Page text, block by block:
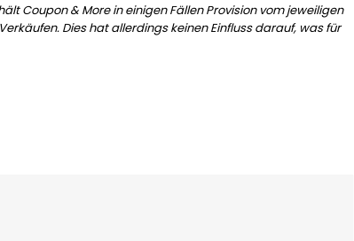
Coupon & More in einigen Fällen Provision vom jeweiligen
Dies hat allerdings keinen Einfluss darauf, was für